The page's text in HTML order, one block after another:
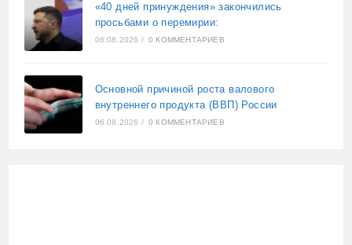
«40 дней принуждения» закончились
просьбами о перемирии:
06.08.2026 / 0 КОММЕНТАРИЕВ
Основной причиной роста валового
внутреннего продукта (ВВП) России
06.08.2026 / 0 КОММЕНТАРИЕВ